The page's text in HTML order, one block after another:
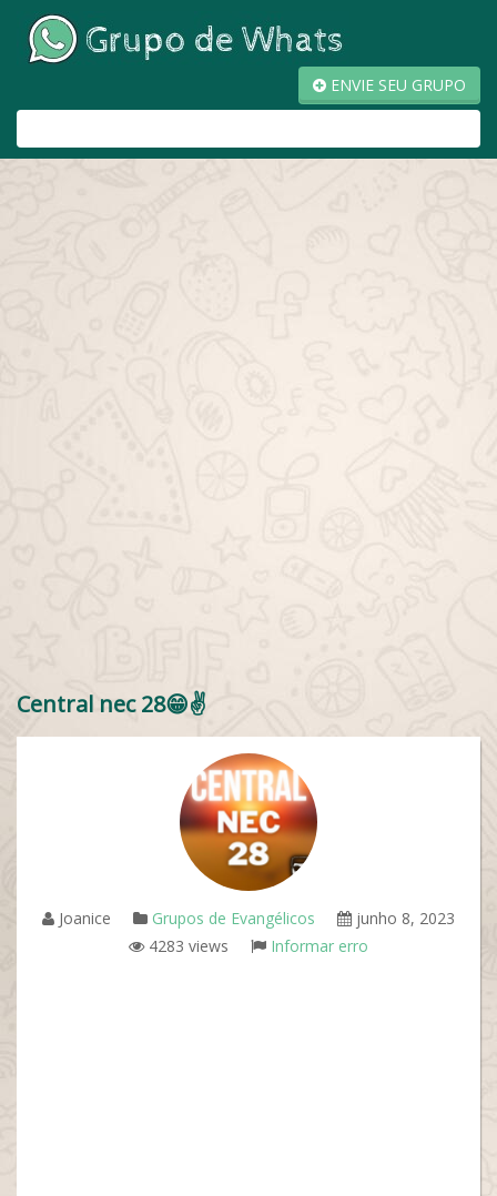
ENVIE SEU GRUPO
Central nec 28😁✌️
Joanice Grupos de Evangélicos
junho 8, 2023
4283 views
Informar erro